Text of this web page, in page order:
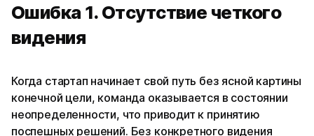
Ошибка 1. Отсутствие четкого
видения
Когда стартап начинает свой путь без ясной картины
конечной цели, команда оказывается в состоянии
неопределенности, что приводит к принятию
поспешных решений. Без конкретного видения